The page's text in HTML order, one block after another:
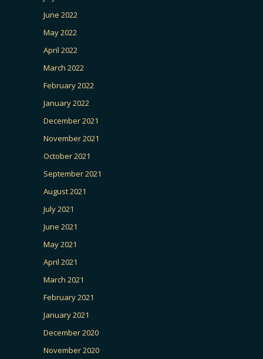
June 2022
May 2022
April 2022
March 2022
February 2022
January 2022
December 2021
November 2021
October 2021
September 2021
August 2021
July 2021
June 2021
May 2021
April 2021
March 2021
February 2021
January 2021
December 2020
November 2020